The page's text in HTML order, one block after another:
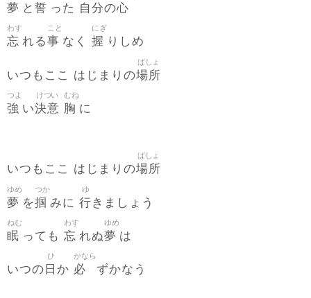
夢 と 誓 った 自分の心
忘
わす
れる事
こと
なく 握
にぎ
りしめ
いつもここ はじまりの場所
ばしょ
強
つよ
い決意
けつい
胸
むね
に
いつもここ はじまりの場所
ばしょ
夢
ゆめ
を掴
つか
みに 行
ゆ
きましょう
眠
ねむ
っても 忘
わす
れぬ夢
ゆめ
は
いつの 日
ひ
か 必
かなら
ずかなう